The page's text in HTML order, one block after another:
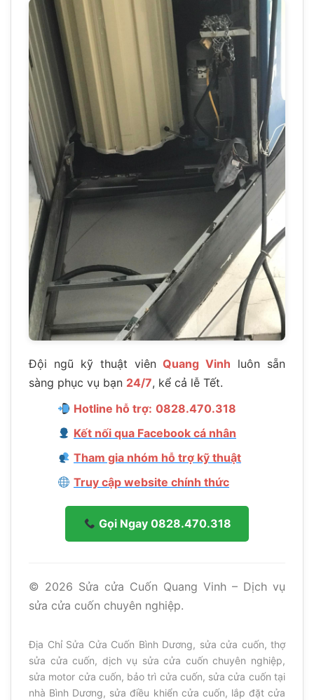
Đội ngũ kỹ thuật viênQuang Vinh luôn sẵn
sàng phục vụ bạn 24/7, kể cả lễ Tết.
Hotline hỗ trợ: 0828.470.318
Kết nối qua Facebook cá nhân
Tham gia nhóm hỗ trợ kỹ thuật
Truy cập website chính thức
Gọi Ngay 0828.470.318
© 2026 Sửa cửa Cuốn Quang Vinh – Dịch vụ
sửa cửa cuốn chuyên nghiệp.
Địa Chỉ Sửa Cửa Cuốn Bình Dương, sửa cửa cuốn, thợ
sửa cửa cuốn, dịch vụ sửa cửa cuốn chuyên nghiệp,
sửa motor cửa cuốn, bảo trì cửa cuốn, sửa cửa cuốn tại
nhà Bình Dương, sửa điều khiển cửa cuốn, lắp đặt cửa